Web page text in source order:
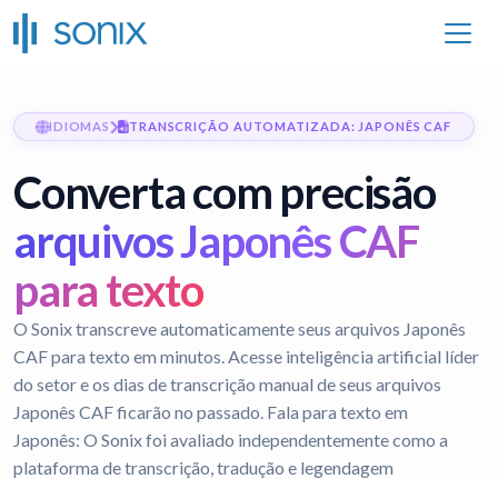
IDIOMAS TRANSCRIÇÃO AUTOMATIZADA: JAPONÊS CAF
Converta com precisão
arquivos Japonês CAF
para texto
O Sonix transcreve automaticamente seus arquivos Japonês
CAF para texto em minutos. Acesse inteligência artificial líder
do setor e os dias de transcrição manual de seus arquivos
Japonês CAF ficarão no passado. Fala para texto em
Japonês: O Sonix foi avaliado independentemente como a
plataforma de transcrição, tradução e legendagem